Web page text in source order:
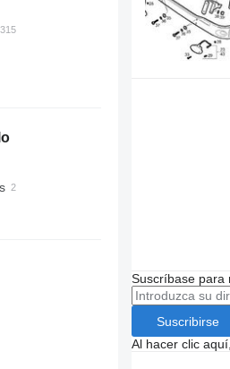
Suscríbase para
Suscribirse
Al hacer clic